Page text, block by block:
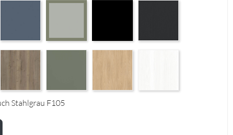
Supermatt F83
Perfect Touch Parisian Blue F103
Stahlgrau F105